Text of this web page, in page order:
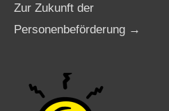
Zur Zukunft der
Personenbeförderung →